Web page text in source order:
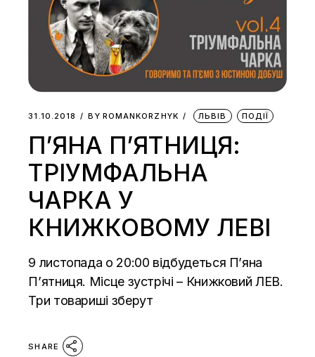
31.10.2018 BY ROMANKORZHYK ЛЬВІВ ПОДІЇ
П’ЯНА П’ЯТНИЦЯ:
ТРІУМФАЛЬНА
ЧАРКА У
КНИЖКОВОМУ ЛЕВІ
9 листопада о 20:00 відбудеться П’яна
П’ятниця. Місце зустрічі – Книжковий ЛЕВ.
Три товариші зберут
SHARE